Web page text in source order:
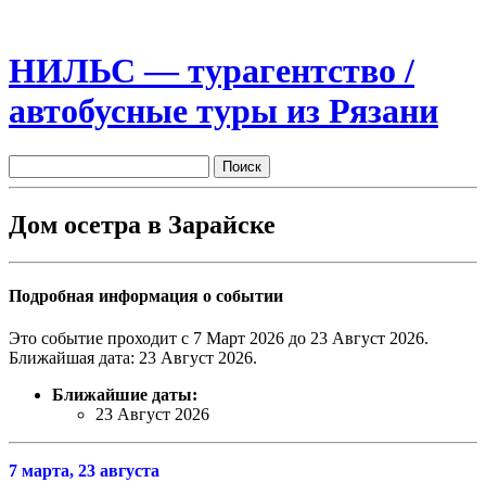
НИЛЬС — турагентство /
автобусные туры из Рязани
Дом осетра в Зарайске
Подробная информация о событии
Это событие проходит с 7 Март 2026 до 23 Август 2026.
Ближайшая дата: 23 Август 2026.
Ближайшие даты:
23 Август 2026
7 марта, 23 августа